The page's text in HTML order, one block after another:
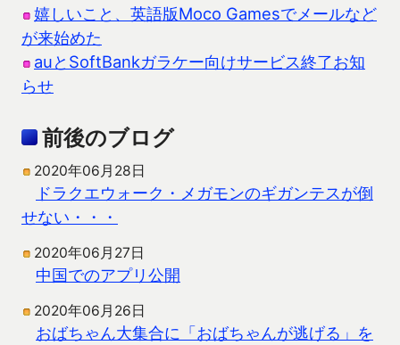
嬉しいこと、英語版Moco Gamesでメールなど
が来始めた
auとSoftBankガラケー向けサービス終了お知
らせ
前後のブログ
2020年06月28日
ドラクエウォーク・メガモンのギガンテスが倒
せない・・・
2020年06月27日
中国でのアプリ公開
2020年06月26日
おばちゃん大集合に「おばちゃんが逃げる」を